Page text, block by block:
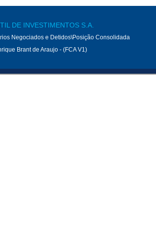
DE INVESTIMENTOS S.A.
Negociados e Detidos\Posição Consolidada
Brant de Araujo - (FCA V1)